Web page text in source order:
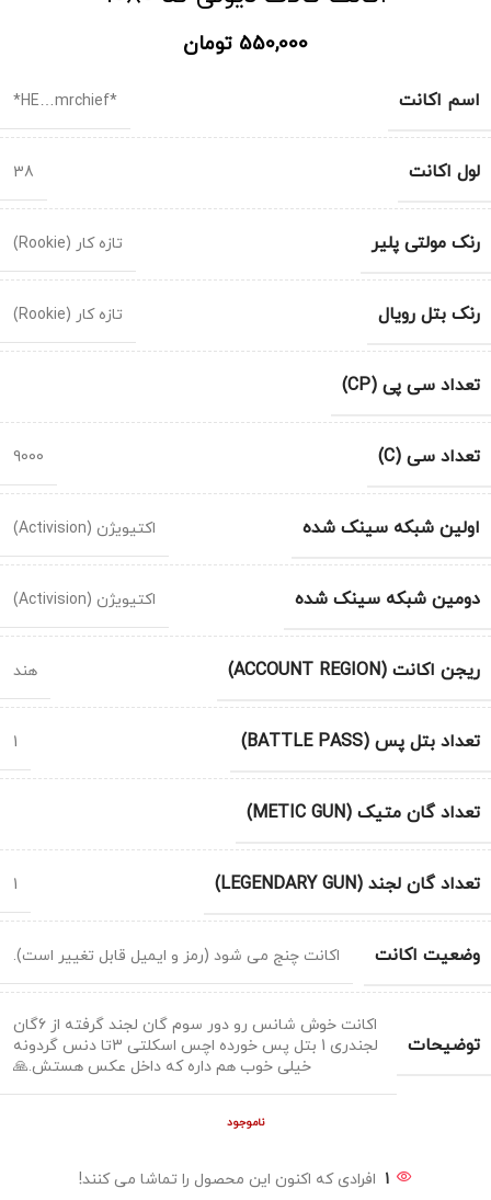
550,000 تومان
اسم اکانت *HE…mrchief*
لول اکانت 38
رنک مولتی پلیر تازه کار (Rookie)
رنک بتل رویال تازه کار (Rookie)
تعداد سی پی (CP)
تعداد سی (C) 9000
اولین شبکه سینک شده اکتیویژن (Activision)
دومین شبکه سینک شده اکتیویژن (Activision)
ریجن اکانت (ACCOUNT REGION) هند
تعداد بتل پس (BATTLE PASS) 1
تعداد گان متیک (METIC GUN)
تعداد گان لجند (LEGENDARY GUN) 1
وضعیت اکانت اکانت چنج می شود (رمز و ایمیل قابل تغییر است).
توضیحات
اکانت خوش شانس رو دور سوم گان لجند گرفته از 6گان
لجندری 1 بتل پس خورده اچس اسکلتی 3تا دنس گردونه
خیلی خوب هم داره که داخل عکس هستش.🙏
ناموجود
1 افرادی که اکنون این محصول را تماشا می کنند!